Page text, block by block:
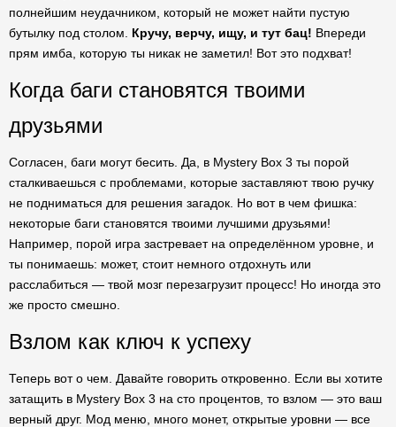
полнейшим неудачником, который не может найти пустую
бутылку под столом. Кручу, верчу, ищу, и тут бац! Впереди
прям имба, которую ты никак не заметил! Вот это подхват!
Когда баги становятся твоими
друзьями
Согласен, баги могут бесить. Да, в Mystery Box 3 ты порой
сталкиваешься с проблемами, которые заставляют твою ручку
не подниматься для решения загадок. Но вот в чем фишка:
некоторые баги становятся твоими лучшими друзьями!
Например, порой игра застревает на определённом уровне, и
ты понимаешь: может, стоит немного отдохнуть или
расслабиться — твой мозг перезагрузит процесс! Но иногда это
же просто смешно.
Взлом как ключ к успеху
Теперь вот о чем. Давайте говорить откровенно. Если вы хотите
затащить в Mystery Box 3 на сто процентов, то взлом — это ваш
верный друг. Мод меню, много монет, открытые уровни — все